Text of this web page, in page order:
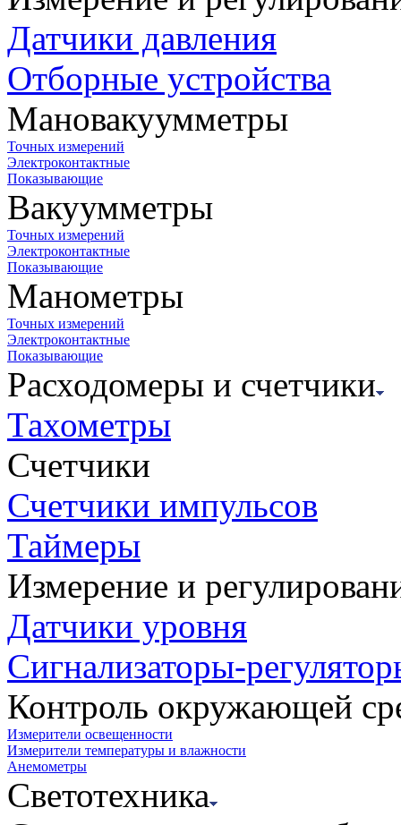
Датчики давления
Отборные устройства
Мановакуумметры
Точных измерений
Электроконтактные
Показывающие
Вакуумметры
Точных измерений
Электроконтактные
Показывающие
Манометры
Точных измерений
Электроконтактные
Показывающие
Расходомеры и счетчики
Тахометры
Счетчики
Счетчики импульсов
Таймеры
Измерение и
Датчики уровня
Сигнализаторы-
Контроль окружающей
Измерители освещенности
Измерители температуры и влажности
Анемометры
Светотехника